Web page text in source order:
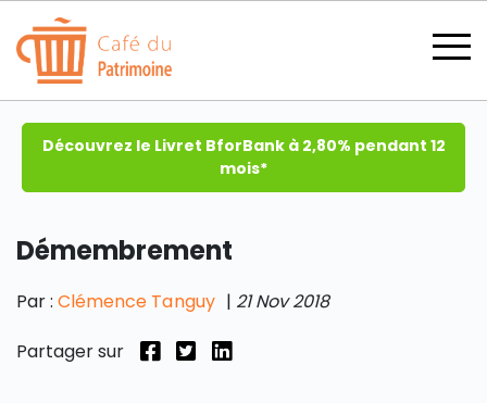
SECTIONS
CATÉGORIES
Découvrez le Livret BforBank à 2,80% pendant 12
mois*
Démembrement
Par :Clémence Tanguy | 21 Nov 2018
Partager sur